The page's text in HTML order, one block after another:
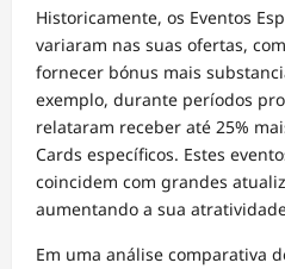
Historicamente, os Eventos
variaram nas suas ofertas,
fornecer bónus mais
exemplo, durante períodos
relataram receber até 25%
Cards específicos. Estes
coincidem com grandes
aumentando a sua
Em uma análise comparativa